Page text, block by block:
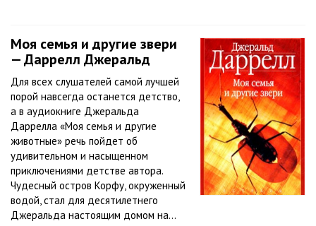
Моя семья и другие звери
— Даррелл Джеральд
Для всех слушателей самой лучшей
порой навсегда останется детство,
а в аудиокниге Джеральда
Даррелла «Моя семья и другие
животные» речь пойдет об
удивительном и насыщенном
приключениями детстве автора.
Чудесный остров Корфу, окруженный
водой, стал для десятилетнего
Джеральда настоящим домом на...